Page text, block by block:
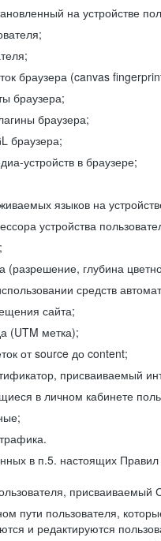
на устройстве
браузера (canvas
браузера;
браузера;
браузера;
устройств в браузере;
языков на
устройства
(разрешение, глубина
средств
сайта;
(UTM метка);
от source до content;
присваиваемый
в личном кабинете
в п.5. настоящих
присваиваемый
пути пользователя,
и редактируются